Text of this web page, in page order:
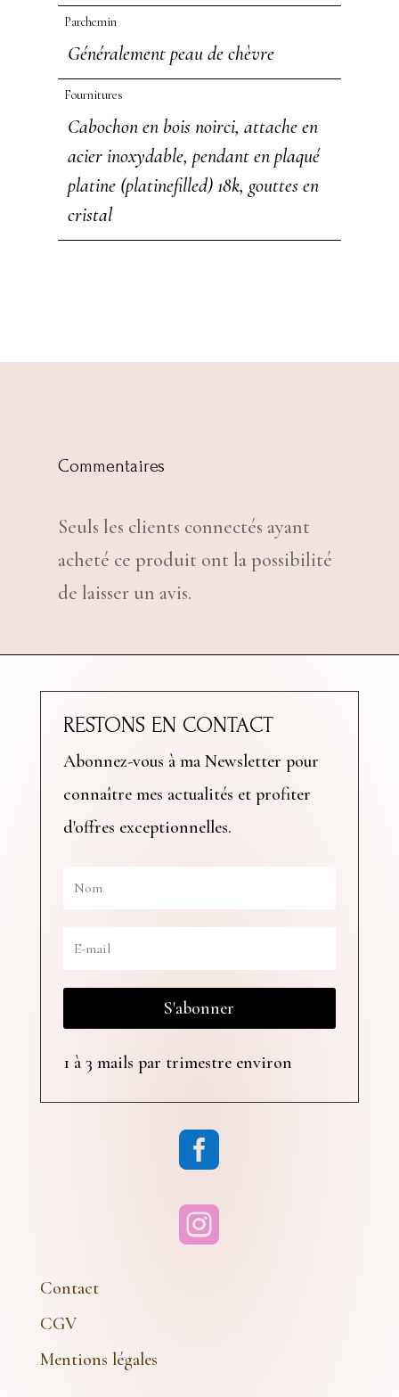
Parchemin
Généralement peau de chèvre
Fournitures
Cabochon en bois noirci, attache en
acier inoxydable, pendant en plaqué
platine (platinefilled) 18k, gouttes en
cristal
Commentaires
Seuls les clients connectés ayant
acheté ce produit ont la possibilité
de laisser un avis.
RESTONS EN CONTACT
Abonnez-vous à ma Newsletter pour
connaître mes actualités et profiter
d'offres exceptionnelles.
S'abonner
1 à 3 mails par trimestre environ


Contact
CGV
Mentions légales